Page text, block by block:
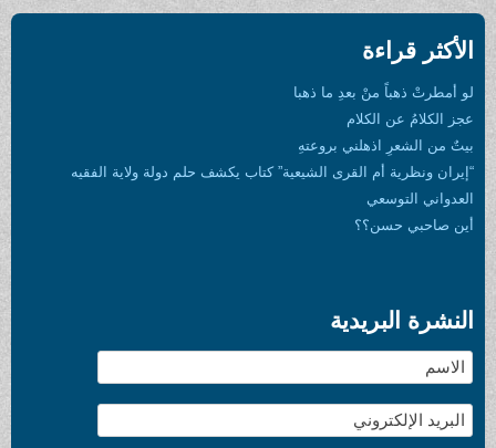
ما ذهبا
الشيعية” كتاب يكشف حلم دولة ولاية الفقيه